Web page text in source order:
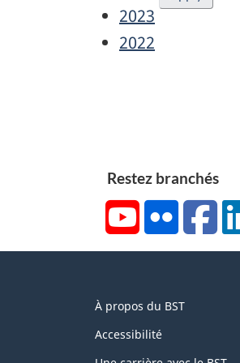
2023
2022
Restez branchés
YouTubeFlickr
this
site
À propos du BST
Accessibilité